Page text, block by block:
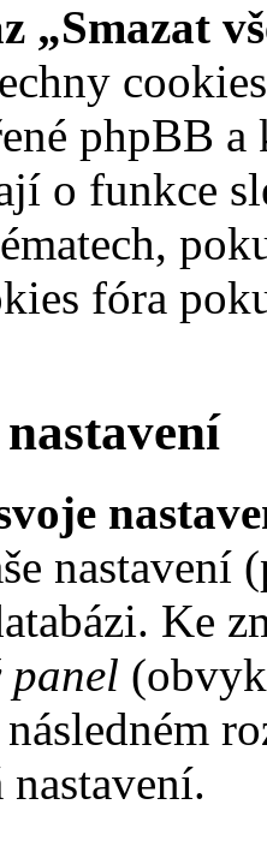
„Smazat
phpBB a
o funkce
fóra
Ke
panel
nastavení.